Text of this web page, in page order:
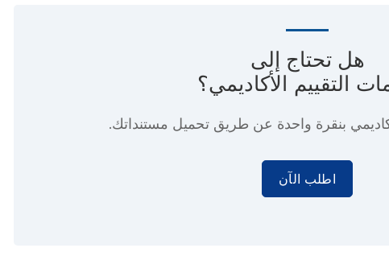
هل تحتاج إلى
التقييم الأكاديمي؟
بنقرة واحدة عن طريق تحميل مستنداتك.
اطلب الآن